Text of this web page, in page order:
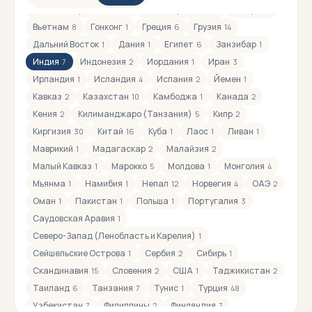
Босния и Герцоговина 4
Вьетнам 8 Гонконг 1 Греция 6 Грузия 14
Дальний Восток 1 Дания 1 Египет 6 Занзибар 1
Индия 7 Индонезия 2 Иордания 1 Иран 3
Ирландия 1 Исландия 4 Испания 2 Йемен 1
Кавказ 2 Казахстан 10 Камбоджа 1 Канада 2
Кения 2 Килиманджаро (Танзания) 5 Кипр 2
Киргизия 30 Китай 16 Куба 1 Лаос 1 Ливан 1
Маврикий 1 Мадагаскар 2 Малайзия 2
Малый Кавказ 1 Марокко 5 Молдова 1 Монголия 4
Мьянма 1 Намибия 1 Непал 12 Норвегия 4 ОАЭ 2
Оман 1 Пакистан 1 Польша 1 Португалия 3
Саудовская Аравия 1
Северо-Запад (Ленобласть и Карелия) 1
Сейшельские Острова 1 Сербия 2 Сибирь 1
Скандинавия 15 Словения 2 США 1 Таджикистан 2
Таиланд 6 Танзания 7 Тунис 1 Турция 48
Узбекистан 7 Филиппины 2 Финляндия 7